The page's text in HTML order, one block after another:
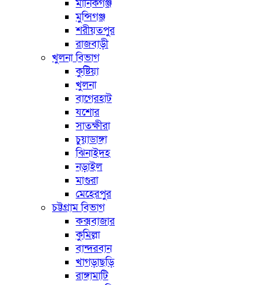
মানিকগঞ্জ
মুন্সিগঞ্জ
শরীয়তপুর
রাজবাড়ী
খুলনা বিভাগ
কুষ্টিয়া
খুলনা
বাগেরহাট
যশোর
সাতক্ষীরা
চুয়াডাঙ্গা
ঝিনাইদহ
নড়াইল
মাগুরা
মেহেরপুর
চট্টগ্রাম বিভাগ
কক্সবাজার
কুমিল্লা
বান্দরবান
খাগড়াছড়ি
রাঙ্গামাটি